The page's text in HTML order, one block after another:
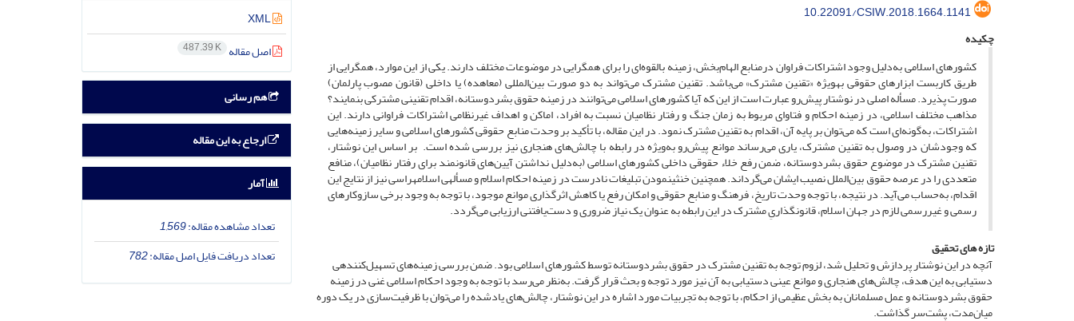
10.22091/CSIW.2018.1664.1141
چکیده
کشورهای اسلامی به‌دلیل وجود اشتراکات فراوان درمنابع الهام‌بخش، زمینه بالقوه‌ای را برای همگرایی در موضوعات مختلف دارند. یکی از این موارد، همگرایی از
طریق کاربست ابزارهای حقوقی به­ویژه «تقنین مشترک» می‌باشد. تقنین مشترک می‌تواند به دو صورت بین‌المللی (معاهده) یا داخلی (قانون مصوب پارلمان)
صورت پذیرد. مسأله اصلی در نوشتار پیش‌رو عبارت است از این که آیا کشورهای اسلامی می‌توانند در زمینه حقوق بشردوستانه، اقدام تقنینی مشترکی بنمایند؟
مذاهب مختلف اسلامی، در زمینه احکام و فتاوای مربوط به زمان جنگ و رفتار نظامیان نسبت به افراد، اماکن و اهداف غیرنظامی اشتراکات فراوانی دارند. این
اشتراکات، به‌گونه‌ای است که می‌توان بر پایه آن، اقدام به تقنین مشترک نمود. در این مقاله، با تأکید بر وحدت منابع حقوقی کشورهای اسلامی و سایر زمینه‌هایی
که وجودشان در وصول به تقنین مشترک، یاری می‌رساند موانع پیش‌رو به‌ویژه در رابطه با چالش‌های هنجاری نیز بررسی شده است. بر اساس این نوشتار،
تقنین مشترک در موضوع­ حقوق بشردوستانه، ضمن رفع خلاء حقوقی داخلی کشورهای اسلامی (به‌دلیل نداشتن آیین‌های قانونمند برای رفتار نظامیان)، منافع
متعددی را در عرصه حقوق بین‌الملل نصیب ایشان می‌گرداند. همچنین خنثی­نمودن تبلیغات نادرست در زمینه احکام اسلام و مسأله­ی اسلام­هراسی نیز از نتایج این
اقدام، به‌حساب می‌آید. در نتیجه، با توجه وحدت تاریخ، فرهنگ و منابع حقوقی و امکان رفع یا کاهش اثرگذاری موانع موجود، با توجه به وجود برخی سازوکارهای
رسمی و غیررسمی لازم در جهان اسلام، قانون­گذاریِ مشترک در این رابطه به عنوان یک نیاز ضروری و دست‌یافتنی ارزیابی می‌گردد.
تازه های تحقیق
آنچه در این نوشتار پردازش و تحلیل شد، لزوم توجه به تقنین مشترک در حقوق بشردوستانه توسط کشورهای اسلامی بود. ضمن بررسی زمینه‌های تسهیل‌کننده­ی
دستیابی به این هدف، چالش‌های هنجاری و موانع عینی دستیابی به آن نیز مورد توجه و بحث قرار گرفت. به‌نظر می‌رسد با توجه به وجود احکام اسلامی غنی در زمینه
حقوق بشردوستانه و عمل مسلمانان به بخش عظیمی از احکام، با توجه به تجربیات مورد اشاره در این نوشتار، چالش‌های یادشده را می‌توان با ظرفیت‌سازی در یک دوره‌
میان‌مدت، پشت‌سر گذاشت.
XML
اصل مقاله 487.39 K
هم رسانی
ارجاع به این مقاله
آمار
تعداد مشاهده مقاله:1,569
تعداد دریافت فایل اصل مقاله:782